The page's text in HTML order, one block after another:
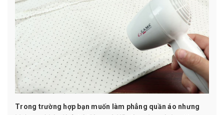
Trong trường hợp bạn muốn làm phẳng quần áo nhưng